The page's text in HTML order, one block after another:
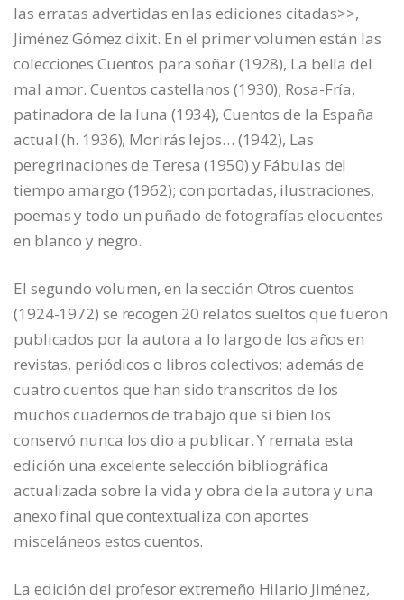
las erratas advertidas en las ediciones citadas>>,
Jiménez Gómez dixit. En el primer volumen están las
colecciones Cuentos para soñar (1928), La bella del
mal amor. Cuentos castellanos (1930); Rosa-Fría,
patinadora de la luna (1934), Cuentos de la España
actual (h. 1936), Morirás lejos… (1942), Las
peregrinaciones de Teresa (1950) y Fábulas del
tiempo amargo (1962); con portadas, ilustraciones,
poemas y todo un puñado de fotografías elocuentes
en blanco y negro.
El segundo volumen, en la sección Otros cuentos
(1924-1972) se recogen 20 relatos sueltos que fueron
publicados por la autora a lo largo de los años en
revistas, periódicos o libros colectivos; además de
cuatro cuentos que han sido transcritos de los
muchos cuadernos de trabajo que si bien los
conservó nunca los dio a publicar. Y remata esta
edición una excelente selección bibliográfica
actualizada sobre la vida y obra de la autora y una
anexo final que contextualiza con aportes
misceláneos estos cuentos.
La edición del profesor extremeño Hilario Jiménez,